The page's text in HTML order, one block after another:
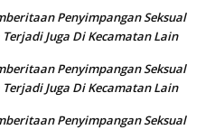
Penyimpangan Seksual
Juga Di Kecamatan Lain
Penyimpangan Seksual
Juga Di Kecamatan Lain
Penyimpangan Seksual